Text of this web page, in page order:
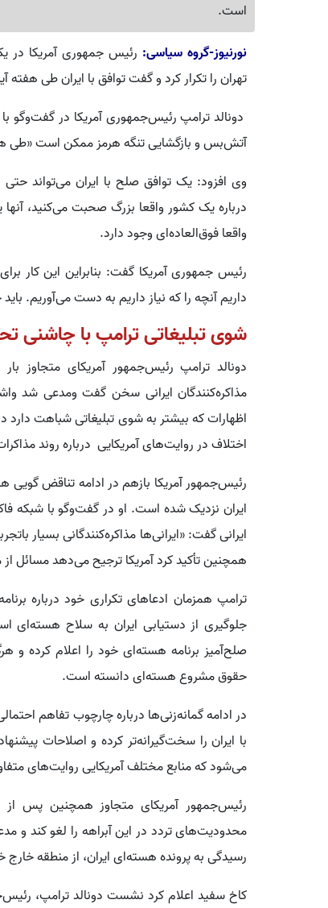
است.
نورنیوز-گروه سیاسی: رئیس جمهوری آمریکا در
تهران را تکرار کرد و گفت توافق با ایران طی
دونالد ترامپ رئیس‌جمهوری آمریکا در گفت‌وگو
آتش‌بس و بازگشایی تنگه هرمز ممکن است «طی
وی افزود: یک توافق صلح با ایران می‌تواند
درباره یک کشور واقعا بزرگ صحبت می‌کنید،
واقعا فوق‌العاده‌ای وجود دارد.
رئیس جمهوری آمریکا گفت: بنابراین این کار
داریم آنچه را که نیاز داریم به دست می‌آوریم. باید
شوی تبلیغاتی ترامپ با چاشنی
دونالد ترامپ رئیس‌جمهور آمریکای متجاوز
مذاکره‌کنندگان ایرانی سخن گفت ومدعی شد
اظهارات که بیشتر به شوی تبلیغاتی شباهت
اختلاف در روایت‌های آمریکایی درباره روند
رئیس‌جمهور آمریکا بازهم در ادامه تناقض گویی
ایران نزدیک شده است. او در گفت‌وگو با شبکه
ایرانی گفت: «ایرانی‌ها مذاکره‌کنندگانی بسیار
همچنین تأکید کرد آمریکا ترجیح می‌دهد مسائل
ترامپ همزمان ادعاهای تکراری خود درباره
جلوگیری از دستیابی ایران به سلاح هسته‌ای
صلح‌آمیز برنامه هسته‌ای خود را اعلام کرده و
حقوق مشروع هسته‌ای دانسته است.
در ادامه گمانه‌زنی‌ها درباره چارچوب تفاهم
با ایران را سخت‌گیرانه‌تر کرده و اصلاحات
می‌شود که منابع مختلف آمریکایی روایت‌های
رئیس‌جمهور آمریکای متجاوز همچنین پس از
محدودیت‌های تردد در این آبراهه را لغو کند و
رسیدگی به پرونده هسته‌ای ایران، از منطقه
کاخ سفید اعلام کرد نشست دونالد ترامپ،